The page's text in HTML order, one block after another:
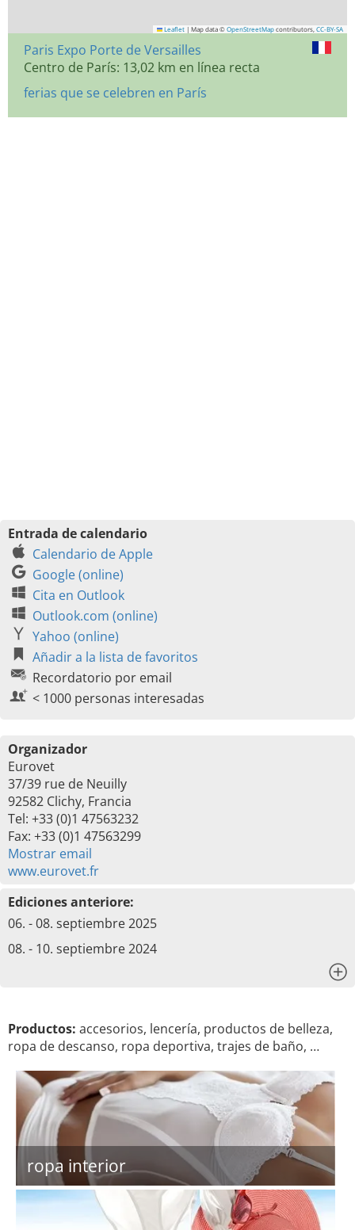
Leaflet | Map data © OpenStreetMap contributors, CC-BY-SA
Paris Expo Porte de Versailles
Centro de París: 13,02 km en línea recta
ferias que se celebren en París
Entrada de calendario
Calendario de Apple
Google (online)
Cita en Outlook
Outlook.com (online)
Yahoo (online)
Añadir a la lista de favoritos
Recordatorio por email
< 1000 personas interesadas
Organizador
Eurovet
37/39 rue de Neuilly
92582 Clichy, Francia
Tel: +33 (0)1 47563232
Fax: +33 (0)1 47563299
Mostrar email
www.eurovet.fr
Ediciones anteriore:
06. - 08. septiembre 2025
08. - 10. septiembre 2024
Productos: accesorios, lencería, productos de belleza,
ropa de descanso, ropa deportiva, trajes de baño, …
ropa interior